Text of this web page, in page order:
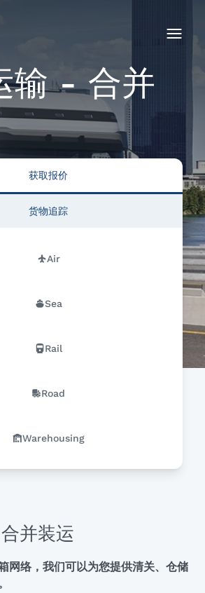
输 - 合并
获取报价
Air
Sea
Rail
Road
Warehousing
货物追踪
并装运
网络，我们可以为您提供清关、仓储